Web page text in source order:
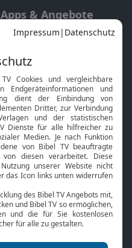
Apps & Angebote
Mobile App
Smart TV
HbbTV
Bibelthek Online-Bibel
Nächster Gottesdienst
Service
Kontakt
TV-Empfang